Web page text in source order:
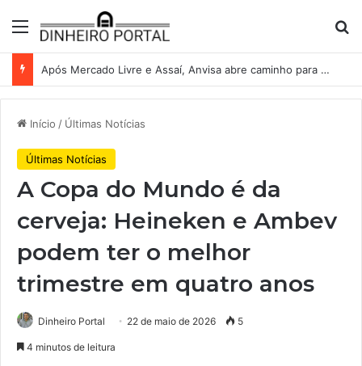
Menu
Após Mercado Livre e Assaí, Anvisa abre caminho para venda de medicamentos pela Shopee
Início / Últimas Notícias
Últimas Notícias
A Copa do Mundo é da
cerveja: Heineken e Ambev
podem ter o melhor
trimestre em quatro anos
Dinheiro Portal 22 de maio de 2026 5
4 minutos de leitura